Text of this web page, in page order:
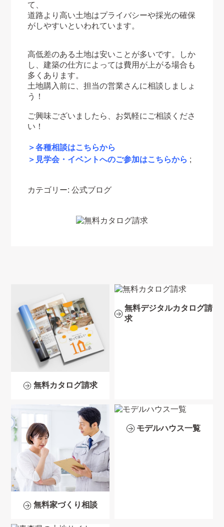
無料カタログ請求
無料デジタルカタログ請
求
無料家づくり相談
モデルハウス一覧
て、
道路より高い土地はプライバシーや採光の確保
がしやすいといわれています。
高低差のある土地は安いことが多いです。しか
し、建築の仕方によっては費用が上がる場合も
多くあります。
土地購入前に、担当の営業さんに相談しましょ
う！
ご興味ございましたら、お気軽にご相談くださ
い！
＞各種相談はこちらから
＞見学会・イベントへのご参加はこちらから ;
カテゴリー: 公式ブログ